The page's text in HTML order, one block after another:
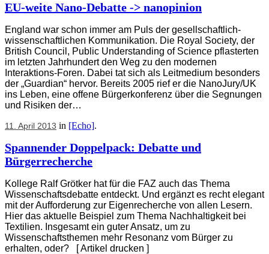
EU-weite Nano-Debatte -> nanopinion
England war schon immer am Puls der gesellschaftlich-
wissenschaftlichen Kommunikation. Die Royal Society, der
British Council, Public Understanding of Science pflasterten
im letzten Jahrhundert den Weg zu den modernen
Interaktions-Foren. Dabei tat sich als Leitmedium besonders
der „Guardian“ hervor. Bereits 2005 rief er die NanoJury/UK
ins Leben, eine offene Bürgerkonferenz über die Segnungen
und Risiken der…
11. April 2013 in [Echo].
Spannender Doppelpack: Debatte und
Bürgerrecherche
Kollege Ralf Grötker hat für die FAZ auch das Thema
Wissenschaftsdebatte entdeckt. Und ergänzt es recht elegant
mit der Aufforderung zur Eigenrecherche von allen Lesern.
Hier das aktuelle Beispiel zum Thema Nachhaltigkeit bei
Textilien. Insgesamt ein guter Ansatz, um zu
Wissenschaftsthemen mehr Resonanz vom Bürger zu
erhalten, oder? [ Artikel drucken ]